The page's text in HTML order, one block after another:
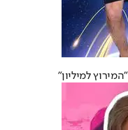
למיליון"